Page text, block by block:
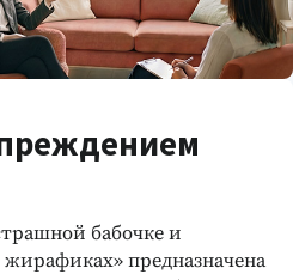
бабочке и
предназначена